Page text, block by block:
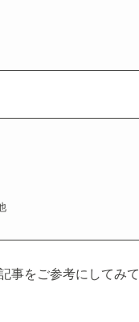
事をご参考にしてみ